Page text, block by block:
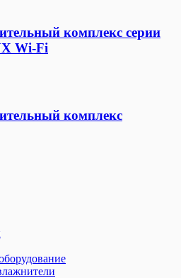
комплекс серии
Wi-Fi
комплекс